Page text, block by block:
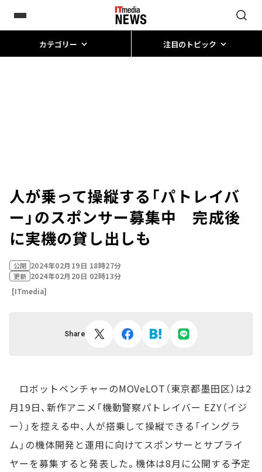
カテゴリー 注目のトピック
人が乗って操縦する「パトレイバ
ー」のスポンサー募集中 完成後
に実機の貸し出しも
公開 2024年02月19日 18時27分
更新 2024年02月20日 02時13分
[ITmedia]
Share
ロボットベンチャーのMOVeLOT（東京都墨田区）は2
月19日、新作アニメ「機動警察パトレイバー EZY（イジ
ー）」を控える中、人が搭乗して操縦できる「イングラ
ム」の機体開発と運用に向けてスポンサーとサプライ
ヤーを募集すると発表した。機体は8月に公開する予定